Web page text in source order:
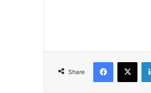
Share
Facebook
X